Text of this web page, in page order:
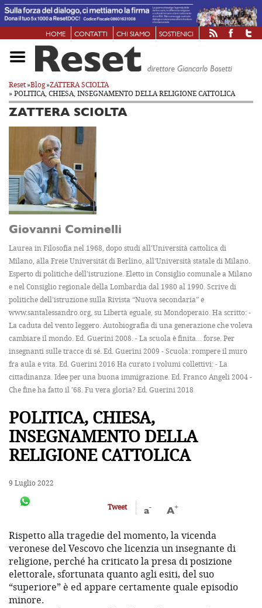
HOME CONTATTI CHI SIAMO SOSTIENICI
Reset»Blog»ZATTERA SCIOLTA
» POLITICA, CHIESA, INSEGNAMENTO DELLA RELIGIONE CATTOLICA
ZATTERA SCIOLTA
Giovanni Cominelli
Laurea in Filosofia nel 1968, dopo studi all'Università cattolica di
Milano, alla Freie Universität di Berlino, all'Università statale di Milano.
Esperto di politiche dell’istruzione. Eletto in Consiglio comunale a Milano
e nel Consiglio regionale della Lombardia dal 1980 al 1990. Scrive di
politiche dell’istruzione sulla Rivista “Nuova secondaria” e
www.santalessandro.org, su Libertà eguale, su Mondoperaio. Ha scritto: -
La caduta del vento leggero. Autobiografia di una generazione che voleva
cambiare il mondo. Ed. Guerini 2008. - La scuola è finita… forse. Per
insegnanti sulle tracce di sé. Ed. Guerini 2009 - Scuola: rompere il muro
fra aula e vita. Ed. Guerini 2016 Ha curato i volumi collettivi: - La
cittadinanza. Idee per una buona immigrazione. Ed. Franco Angeli 2004 -
Che fine ha fatto il ’68. Fu vera gloria? Ed. Guerini 2018
POLITICA, CHIESA,
INSEGNAMENTO DELLA
RELIGIONE CATTOLICA
9 Luglio 2022
Tweet a- A+
Rispetto alla tragedie del momento, la vicenda
veronese del Vescovo che licenzia un insegnante di
religione, perché ha criticato la presa di posizione
elettorale, sfortunata quanto agli esiti, del suo
“superiore” è ed appare certamente quale episodio
minore.